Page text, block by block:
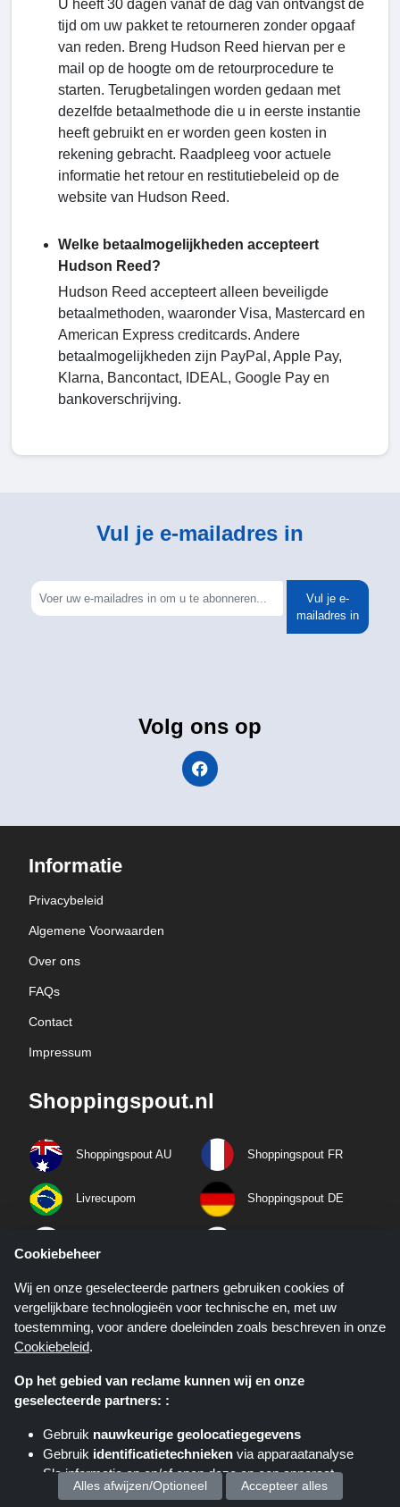
U heeft 30 dagen vanaf de dag van ontvangst de
tijd om uw pakket te retourneren zonder opgaaf
van reden. Breng Hudson Reed hiervan per e
mail op de hoogte om de retourprocedure te
starten. Terugbetalingen worden gedaan met
dezelfde betaalmethode die u in eerste instantie
heeft gebruikt en er worden geen kosten in
rekening gebracht. Raadpleeg voor actuele
informatie het retour en restitutiebeleid op de
website van Hudson Reed.
Welke betaalmogelijkheden accepteert
Hudson Reed?
Hudson Reed accepteert alleen beveiligde
betaalmethoden, waaronder Visa, Mastercard en
American Express creditcards. Andere
betaalmogelijkheden zijn PayPal, Apple Pay,
Klarna, Bancontact, IDEAL, Google Pay en
bankoverschrijving.
Vul je e-mailadres in
Vul je e-
mailadres in
Volg ons op
Informatie
Privacybeleid
Algemene Voorwaarden
Over ons
FAQs
Contact
Impressum
Shoppingspout.nl
Shoppingspout AU Shoppingspout FR
Livrecupom Shoppingspout DE
Shoppingspout ES Shoppingspout SE
Shoppingspout UK Shoppingspout PT
Shoppingspout NO
Download de app
Download de ShoppingSpout app gratis op je
telefoon!
Cookiebeheer
Wij en onze geselecteerde partners gebruiken cookies of
vergelijkbare technologieën voor technische en, met uw
toestemming, voor andere doeleinden zoals beschreven in onze
Cookiebeleid.
Op het gebied van reclame kunnen wij en onze
geselecteerde partners: :
Gebruik nauwkeurige geolocatiegegevens
Gebruik identificatietechnieken via apparaatanalyse
Sla informatie op en/of open deze op een apparaat
Alles afwijzen/Optioneel Accepteer alles